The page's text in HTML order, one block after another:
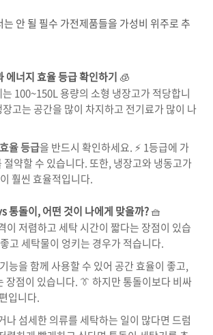
안 될 필수 가전제품들을 가성비 위주로 추
에너지 효율 등급 확인하기 🧊
100~150L 용량의 소형 냉장고가 적당합니
고는 공간을 많이 차지하고 전기료가 많이 나
율 등급을 반드시 확인하세요. ⚡ 1등급에 가
절약할 수 있습니다. 또한, 냉장고와 냉동고가
훨씬 효율적입니다.
통돌이, 어떤 것이 나에게 맞을까?🧺
이 저렴하고 세탁 시간이 짧다는 장점이 있습
고 세탁물이 엉키는 경우가 적습니다.
능을 함께 사용할 수 있어 공간 효율이 좋고,
장점이 있습니다. 👔 하지만 통돌이보다 비싸
입니다.
나 섬세한 의류를 세탁하는 일이 많다면 드럼